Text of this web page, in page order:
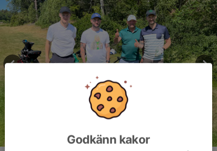
Godkänn kakor